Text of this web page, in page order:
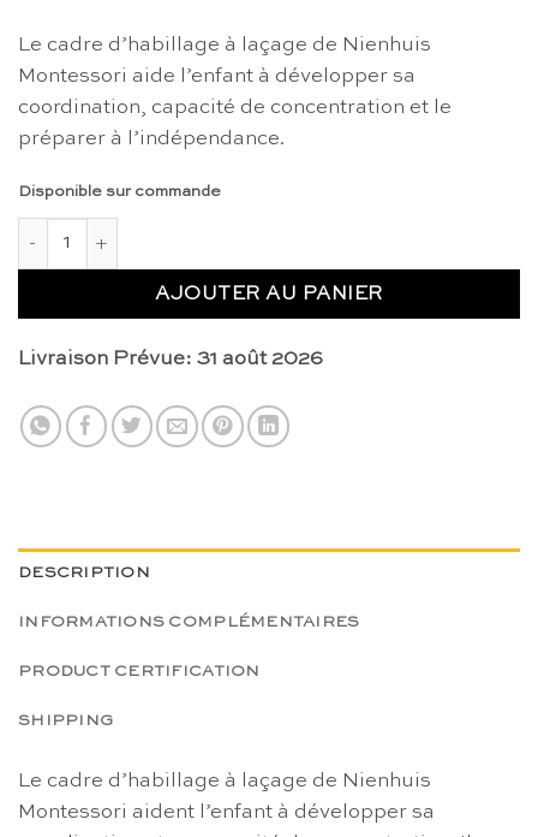
Le cadre d’habillage à laçage de Nienhuis
Montessori aide l’enfant à développer sa
coordination, capacité de concentration et le
préparer à l’indépendance.
Disponible sur commande
AJOUTER AU PANIER
Livraison Prévue: 31 août 2026
DESCRIPTION
INFORMATIONS COMPLÉMENTAIRES
PRODUCT CERTIFICATION
SHIPPING
Le cadre d’habillage à laçage de Nienhuis
Montessori aident l’enfant à développer sa